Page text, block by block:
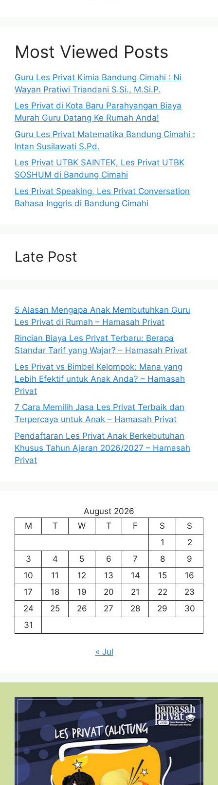
Most Viewed Posts
Guru Les Privat Kimia Bandung Cimahi : Ni
Wayan Pratiwi Triandani S.Si., M.Si.P.
Les Privat di Kota Baru Parahyangan Biaya
Murah Guru Datang Ke Rumah Anda!
Guru Les Privat Matematika Bandung Cimahi :
Intan Susilawati S.Pd.
Les Privat UTBK SAINTEK, Les Privat UTBK
SOSHUM di Bandung Cimahi
Les Privat Speaking, Les Privat Conversation
Bahasa Inggris di Bandung Cimahi
Late Post
5 Alasan Mengapa Anak Membutuhkan Guru
Les Privat di Rumah – Hamasah Privat
Rincian Biaya Les Privat Terbaru: Berapa
Standar Tarif yang Wajar? – Hamasah Privat
Les Privat vs Bimbel Kelompok: Mana yang
Lebih Efektif untuk Anak Anda? – Hamasah
Privat
7 Cara Memilih Jasa Les Privat Terbaik dan
Terpercaya untuk Anak – Hamasah Privat
Pendaftaran Les Privat Anak Berkebutuhan
Khusus Tahun Ajaran 2026/2027 – Hamasah
Privat
August 2026
M
T W T F S
S
1
2
3
4 5 6 7 8
9
10
11 12 13 14 15
16
17
18 19 20 21 22
23
24
25 26 27 28 29
30
31
« Jul